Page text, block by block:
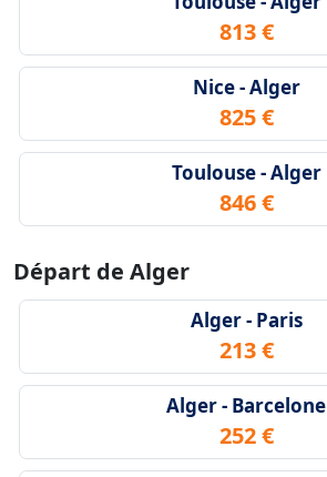
813 €
Nice - Alger
825 €
Toulouse - Alger
846 €
Départ de Alger
Alger - Paris
213 €
Alger - Barcelone
252 €